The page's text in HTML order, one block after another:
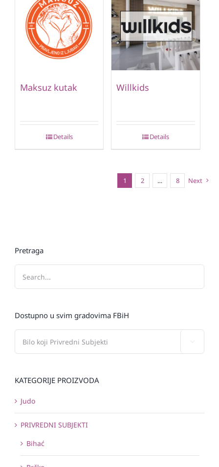
Maksuz kutak
Details
Willkids
Details
1 2 … 8 Next
Pretraga
Dostupno u svim gradovima FBiH
KATEGORIJE PROIZVODA
Judo
PRIVREDNI SUBJEKTI
Bihać